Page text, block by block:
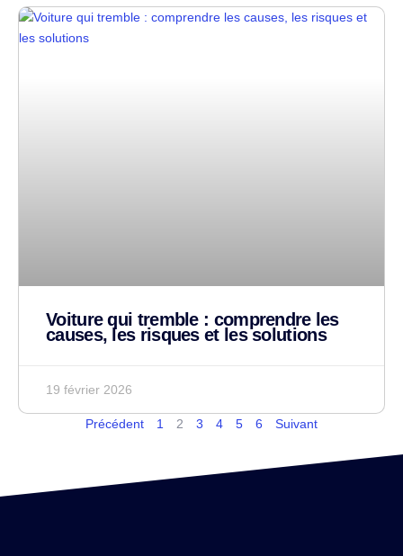
Voiture qui tremble : comprendre les
causes, les risques et les solutions
19 février 2026
Précédent 1 2 3 4 5 6 Suivant